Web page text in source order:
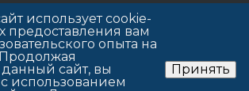
использует cookie-
предоставления вам
опыта на
данный сайт, вы
использованием
Принять